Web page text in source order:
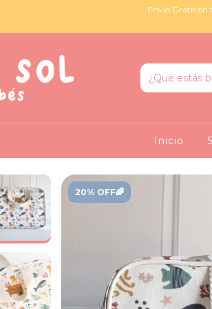
Envío Gratis en
Inicio
20% OFF🌈